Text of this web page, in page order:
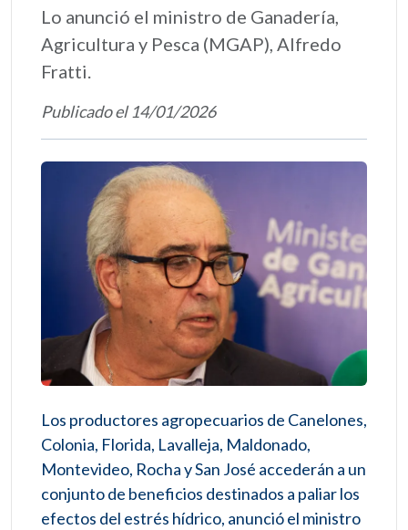
Lo anunció el ministro de Ganadería,
Agricultura y Pesca (MGAP), Alfredo
Fratti.
Publicado el 14/01/2026
Los productores agropecuarios de Canelones,
Colonia, Florida, Lavalleja, Maldonado,
Montevideo, Rocha y San José accederán a un
conjunto de beneficios destinados a paliar los
efectos del estrés hídrico, anunció el ministro